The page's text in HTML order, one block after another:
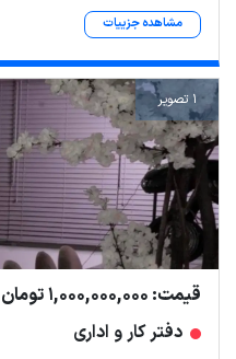
مشاهده جزییات
1 تصویر
قیمت: 1,000,000,000 تومان
دفتر کار و اداری